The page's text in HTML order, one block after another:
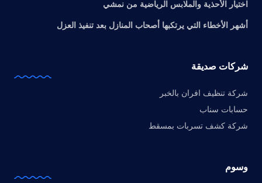
اختيار الأحذية والملابس الرياضية من نمشي
أشهر الأخطاء التي يرتكبها أصحاب المنازل بعد تنفيذ العزل
شركات صديقة
شركة تنظيف افران بالخبر
حسابات سناب
شركة كشف تسربات بمسقط
وسوم